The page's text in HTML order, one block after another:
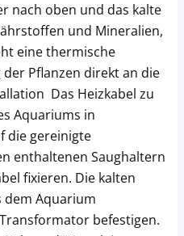
nach oben und das kalte
und Mineralien,
eine thermische
Pflanzen direkt an die
Das Heizkabel zu
Aquariums in
die gereinigte
enthaltenen Saughaltern
fixieren. Die kalten
dem Aquarium
befestigen.